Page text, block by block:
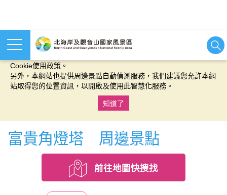
本網站使用cookies等相關技術以持續優化網站服務，並有助於為
Cookie使用政策。
另外，本網站也提供周邊景點自動偵測服務，我們建議您允許本網
站取得您的位置資訊，以開啟及使用此智慧化服務。
知道了
富貴角燈塔 周邊景點
前往地圖快搜找